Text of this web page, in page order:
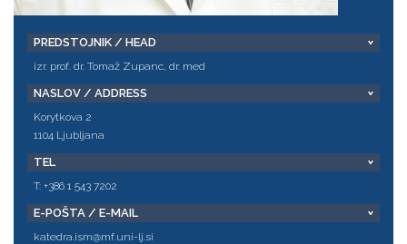
PREDSTOJNIK / HEAD
izr. prof. dr. Tomaž Zupanc, dr. med
NASLOV / ADDRESS
Korytkova 2
1104 Ljubljana
TEL
T: +386 1 543 7202
E-POŠTA / E-MAIL
katedra.ism@mf.uni-lj.si